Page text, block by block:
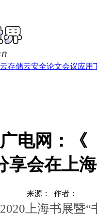
云存储云安全论文会议应用
电网：《
享会在上
来源： 作者：
上海书展暨“